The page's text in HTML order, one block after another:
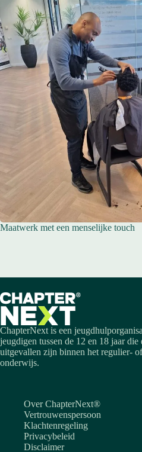
Maatwerk met een menselijke touch
ChapterNext is een
jeugdigen tussen de 12 en 18 jaar
uitgevallen zijn binnen het regulier-
onderwijs.
Over ChapterNext®
Vertrouwenspersoon
Klachtenregeling
Privacybeleid
Disclaimer